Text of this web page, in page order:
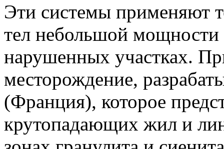
Эти системы применяют
тел небольшой мощности
нарушенных участках.
месторождение,
(Франция), которое
крутопадающих жил и